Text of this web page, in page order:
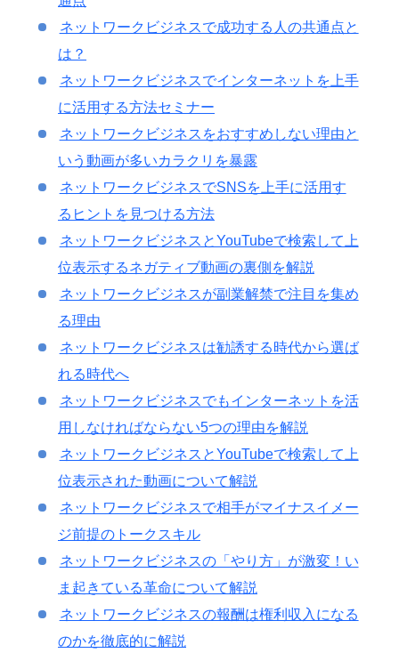
ネットワークビジネスで成功する人の共通点と
は？
ネットワークビジネスでインターネットを上手
に活用する方法セミナー
ネットワークビジネスをおすすめしない理由と
いう動画が多いカラクリを暴露
ネットワークビジネスでSNSを上手に活用す
るヒントを見つける方法
ネットワークビジネスとYouTubeで検索して上
位表示するネガティブ動画の裏側を解説
ネットワークビジネスが副業解禁で注目を集め
る理由
ネットワークビジネスは勧誘する時代から選ば
れる時代へ
ネットワークビジネスでもインターネットを活
用しなければならない5つの理由を解説
ネットワークビジネスとYouTubeで検索して上
位表示された動画について解説
ネットワークビジネスで相手がマイナスイメー
ジ前提のトークスキル
ネットワークビジネスの「やり方」が激変！い
ま起きている革命について解説
ネットワークビジネスの報酬は権利収入になる
のかを徹底的に解説